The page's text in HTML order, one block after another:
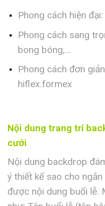
Phong cách hiện đại:
Phong cách sang
bong bóng,…
Phong cách đơn
hiflex.formex
Nội dung trang trí
cưới
Nội dung backdrop
ý thiết kế sao cho
được nội dung buổi lễ.